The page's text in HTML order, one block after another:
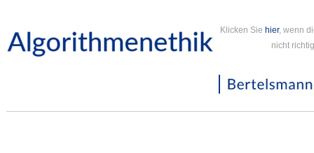
Klicken Sie hier, wenn
nicht